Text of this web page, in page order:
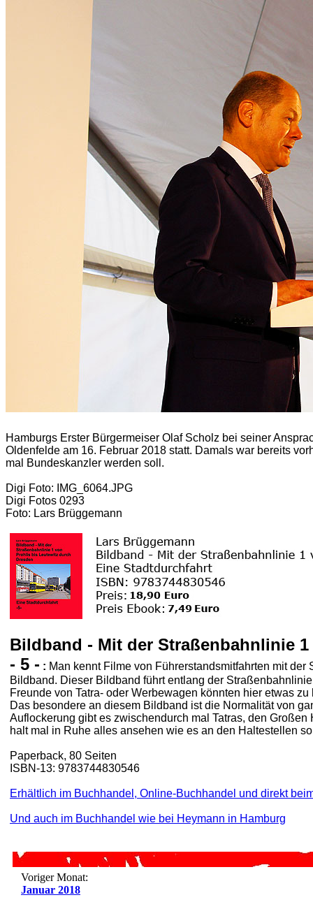
Hamburgs Erster Bürgermeiser Olaf Scholz bei seiner
Oldenfelde am 16. Februar 2018 statt. Damals war bereits
mal Bundeskanzler werden soll.
Digi Foto: IMG_6064.JPG
Digi Fotos 0293
Foto: Lars Brüggemann
Bildband - Mit der Straßenbahnlinie
- 5 - : Man kennt Filme von Führerstandsmitfahrten mit
Bildband. Dieser Bildband führt entlang der
Freunde von Tatra- oder Werbewagen könnten hier etwas
Das besondere an diesem Bildband ist die Normalität von
Auflockerung gibt es zwischendurch mal Tatras, den
halt mal in Ruhe alles ansehen wie es an den Haltestellen
Paperback, 80 Seiten
ISBN-13: 9783744830546
Erhältlich im Buchhandel, Online-Buchhandel und direkt
Und auch im Buchhandel wie bei Heymann in Hamburg
Voriger Monat:
Januar 2018